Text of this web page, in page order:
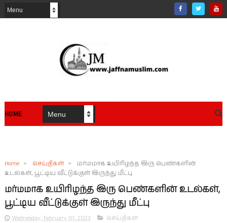
HOME
Home > செய்திகள் >
மர்மமாக உயிரிழந்த இரு பெண்களின்
உடல்கள், பூட்டிய வீட்டுக்குள் இருந்து மீட்பு
மர்மமாக உயிரிழந்த இரு பெண்களின் உடல்கள்,
பூட்டிய வீட்டுக்குள் இருந்து மீட்பு
Wednesday, February 01, 2023 செய்திகள்